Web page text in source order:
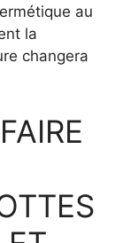
au
la
changera